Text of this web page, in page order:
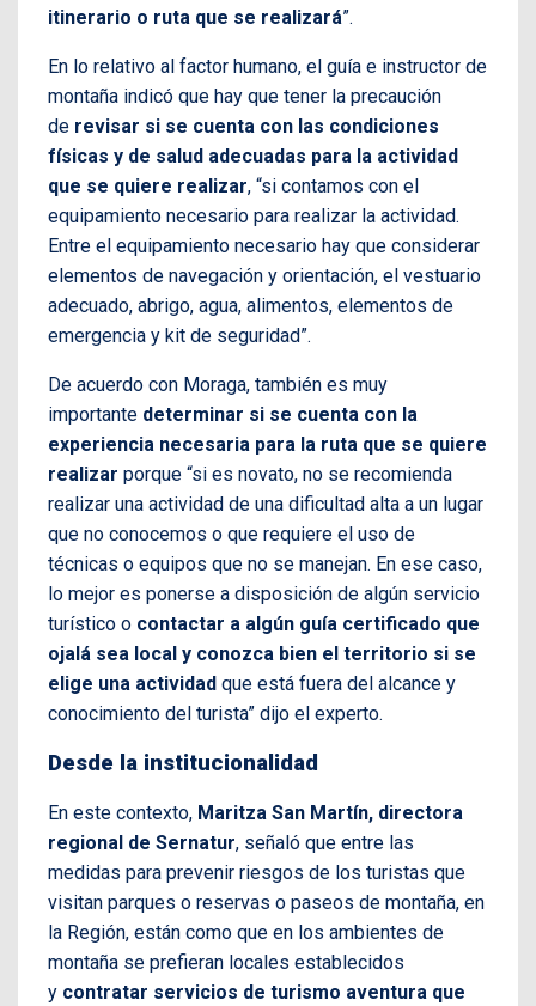
itinerario o ruta que se realizará”.
En lo relativo al factor humano, el guía e instructor de
montaña indicó que hay que tener la precaución
de revisar si se cuenta con las condiciones
físicas y de salud adecuadas para la actividad
que se quiere realizar, “si contamos con el
equipamiento necesario para realizar la actividad.
Entre el equipamiento necesario hay que considerar
elementos de navegación y orientación, el vestuario
adecuado, abrigo, agua, alimentos, elementos de
emergencia y kit de seguridad”.
De acuerdo con Moraga, también es muy
importante determinar si se cuenta con la
experiencia necesaria para la ruta que se quiere
realizar porque “si es novato, no se recomienda
realizar una actividad de una dificultad alta a un lugar
que no conocemos o que requiere el uso de
técnicas o equipos que no se manejan. En ese caso,
lo mejor es ponerse a disposición de algún servicio
turístico o contactar a algún guía certificado que
ojalá sea local y conozca bien el territorio si se
elige una actividad que está fuera del alcance y
conocimiento del turista” dijo el experto.
Desde la institucionalidad
En este contexto, Maritza San Martín, directora
regional de Sernatur, señaló que entre las
medidas para prevenir riesgos de los turistas que
visitan parques o reservas o paseos de montaña, en
la Región, están como que en los ambientes de
montaña se prefieran locales establecidos
y contratar servicios de turismo aventura que